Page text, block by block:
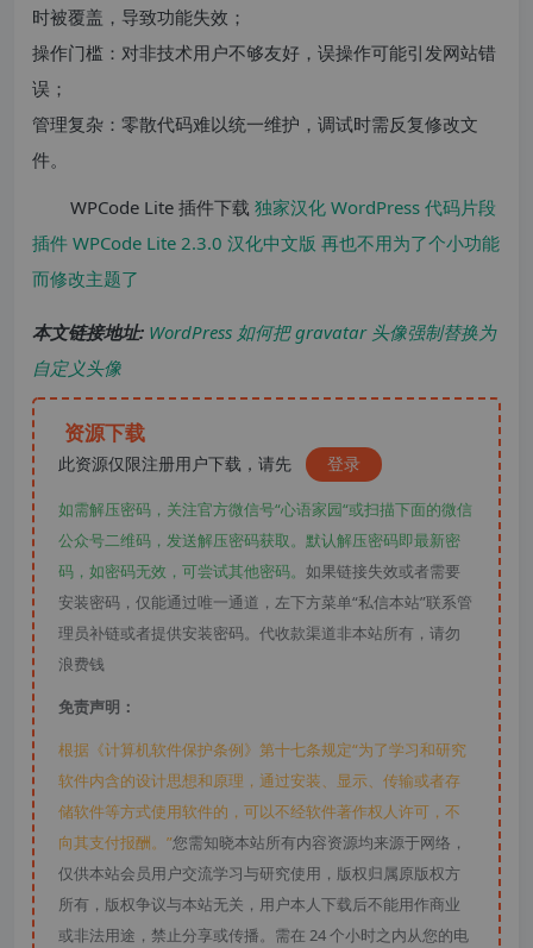
时被覆盖，导致功能失效；
操作门槛：对非技术用户不够友好，误操作可能引发网站错
误；
管理复杂：零散代码难以统一维护，调试时需反复修改文
件。
WPCode Lite 插件下载 独家汉化 WordPress 代码片段
插件 WPCode Lite 2.3.0 汉化中文版 再也不用为了个小功能
而修改主题了
本文链接地址: WordPress 如何把 gravatar 头像强制替换为
自定义头像
资源下载
此资源仅限注册用户下载，请先 登录
如需解压密码，关注官方微信号“心语家园“或扫描下面的微信
公众号二维码，发送解压密码获取。默认解压密码即最新密
码，如密码无效，可尝试其他密码。 如果链接失效或者需要
安装密码，仅能通过唯一通道，左下方菜单“私信本站”联系管
理员补链或者提供安装密码。代收款渠道非本站所有，请勿
浪费钱
免责声明：
根据《计算机软件保护条例》第十七条规定“为了学习和研究
软件内含的设计思想和原理，通过安装、显示、传输或者存
储软件等方式使用软件的，可以不经软件著作权人许可，不
向其支付报酬。”您需知晓本站所有内容资源均来源于网络，
仅供本站会员用户交流学习与研究使用，版权归属原版权方
所有，版权争议与本站无关，用户本人下载后不能用作商业
或非法用途，禁止分享或传播。需在 24 个小时之内从您的电